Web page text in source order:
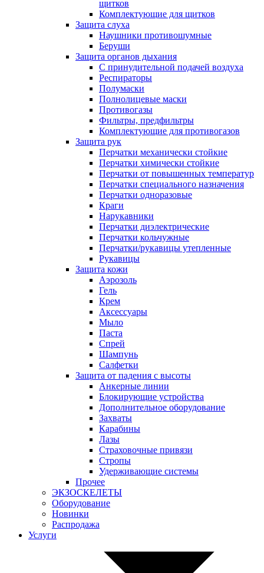
щитков
Комплектующие для щитков
Защита слуха
Наушники противошумные
Беруши
Защита органов дыхания
С принудительной подачей воздуха
Респираторы
Полумаски
Полнолицевые маски
Противогазы
Фильтры, предфильтры
Комплектующие для противогазов
Защита рук
Перчатки механически стойкие
Перчатки химически стойкие
Перчатки от повышенных температур
Перчатки специального назначения
Перчатки одноразовые
Краги
Нарукавники
Перчатки диэлектрические
Перчатки кольчужные
Перчатки/рукавицы утепленные
Рукавицы
Защита кожи
Аэрозоль
Гель
Крем
Аксессуары
Мыло
Паста
Спрей
Шампунь
Салфетки
Защита от падения с высоты
Анкерные линии
Блокирующие устройства
Дополнительное оборудование
Захваты
Карабины
Лазы
Страховочные привязи
Стропы
Удерживающие системы
Прочее
ЭКЗОСКЕЛЕТЫ
Оборудование
Новинки
Распродажа
Услуги